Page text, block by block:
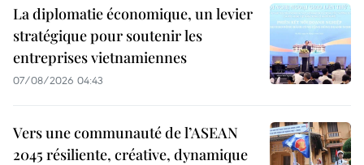
La diplomatie économique, un levier
stratégique pour soutenir les
entreprises vietnamiennes
07/08/2026 04:43
Vers une communauté de l’ASEAN
2045 résiliente, créative, dynamique